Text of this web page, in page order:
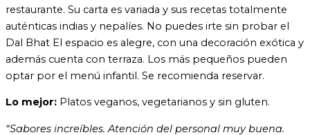
restaurante. Su carta es variada y sus recetas totalmente
auténticas indias y nepalíes. No puedes irte sin probar el
Dal Bhat El espacio es alegre, con una decoración exótica y
además cuenta con terraza. Los más pequeños pueden
optar por el menú infantil. Se recomienda reservar.
Lo mejor: Platos veganos, vegetarianos y sin gluten.
“Sabores increíbles. Atención del personal muy buena.